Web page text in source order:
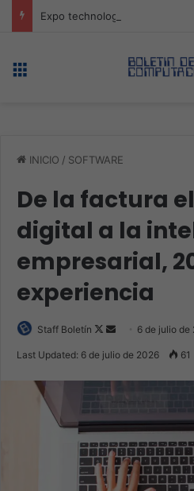
INICIO / SOFTWARE
De la factura
digital a la
empresarial,
experiencia
Staff Boletín
Follow
Send 6 de julio de
Last Updated: 6 de julio de 2026 61